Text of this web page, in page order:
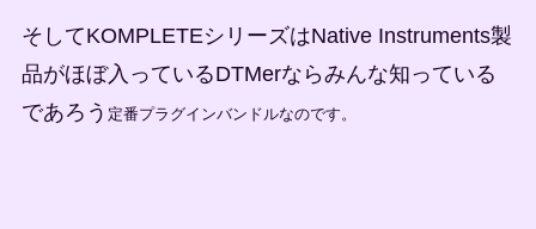
そしてKOMPLETEシリーズはNative Instruments製
品がほぼ入っているDTMerならみんな知っている
であろう 定番プラグインバンドルなのです。